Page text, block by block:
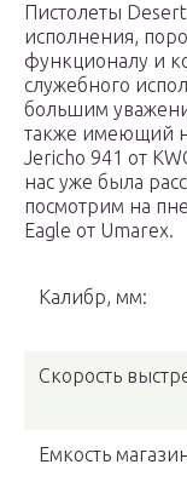
Пистолеты
исполнения,
функционалу и
служебного
большим
также имеющий
Jericho 941 от
нас уже была
посмотрим на
Eagle от Umarex.
Калибр, мм:
Скорость
Емкость